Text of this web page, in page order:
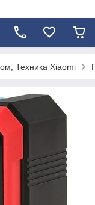
Техника Xiaomi